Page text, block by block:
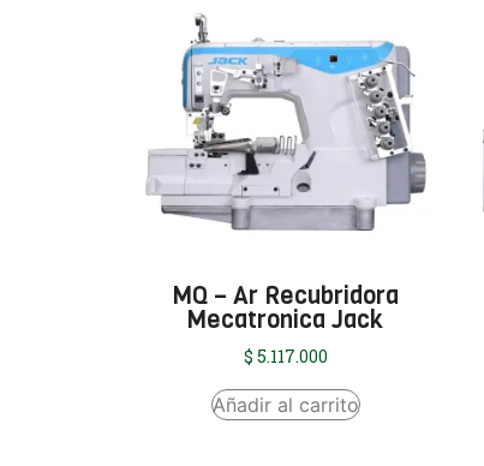
MQ – Ar Recubridora
Mecatronica Jack
$ 5.117.000
Añadir al carrito